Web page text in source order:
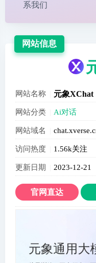
系我们
网站信息
网站名称 元象XChat
网站分类 Ai对话
网站域名
访问热度 1.56k关注
更新日期 2023-12-21
官网直达